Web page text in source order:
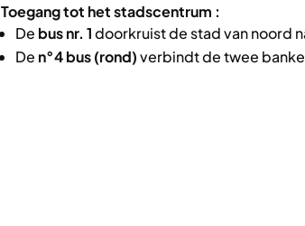
Toegang tot het stadscentrum :
De bus nr. 1doorkruist de stad van noord
De n°4 bus (rond)verbindt de twee